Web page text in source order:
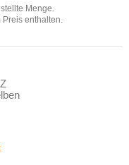
Menge.
enthalten.